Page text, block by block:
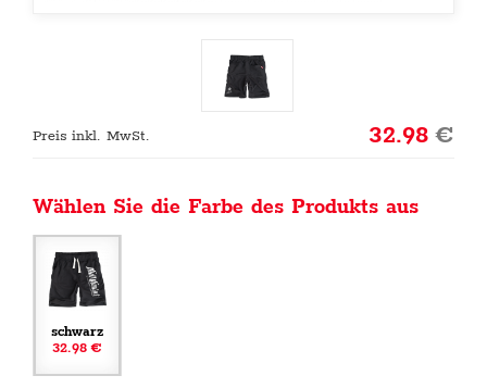
Preis inkl. MwSt. 32.98€
Wählen Sie die Farbe des Produkts aus
schwarz
32.98 €